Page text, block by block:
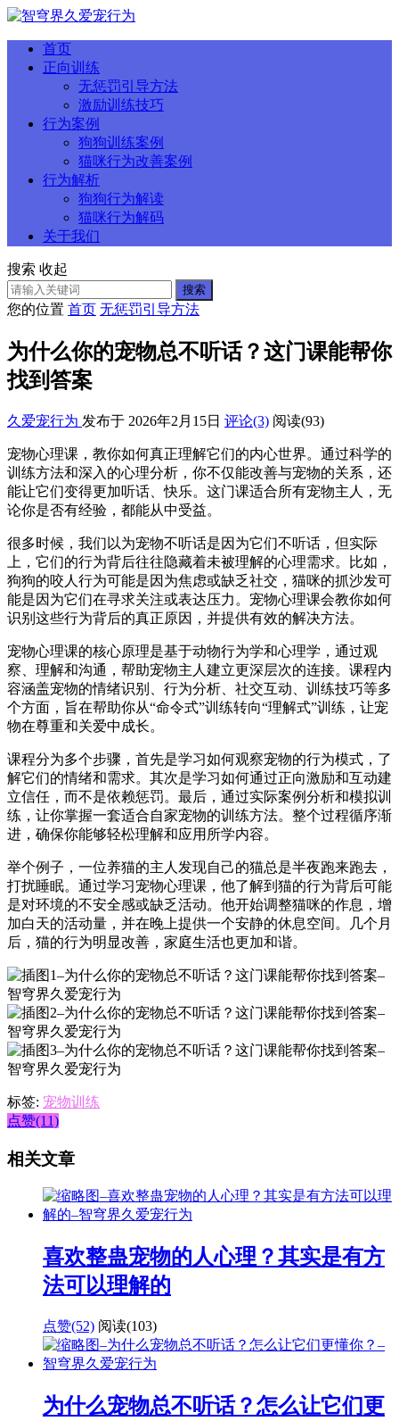
首页
正向训练
无惩罚引导方法
激励训练技巧
行为案例
狗狗训练案例
猫咪行为改善案例
行为解析
狗狗行为解读
猫咪行为解码
关于我们
搜索 收起
搜索
您的位置 首页 无惩罚引导方法
为什么你的宠物总不听话？这门课能帮你
找到答案
久爱宠行为 发布于 2026年2月15日 评论(3) 阅读(93)
宠物心理课，教你如何真正理解它们的内心世界。通过科学的
训练方法和深入的心理分析，你不仅能改善与宠物的关系，还
能让它们变得更加听话、快乐。这门课适合所有宠物主人，无
论你是否有经验，都能从中受益。
很多时候，我们以为宠物不听话是因为它们不听话，但实际
上，它们的行为背后往往隐藏着未被理解的心理需求。比如，
狗狗的咬人行为可能是因为焦虑或缺乏社交，猫咪的抓沙发可
能是因为它们在寻求关注或表达压力。宠物心理课会教你如何
识别这些行为背后的真正原因，并提供有效的解决方法。
宠物心理课的核心原理是基于动物行为学和心理学，通过观
察、理解和沟通，帮助宠物主人建立更深层次的连接。课程内
容涵盖宠物的情绪识别、行为分析、社交互动、训练技巧等多
个方面，旨在帮助你从“命令式”训练转向“理解式”训练，让宠
物在尊重和关爱中成长。
课程分为多个步骤，首先是学习如何观察宠物的行为模式，了
解它们的情绪和需求。其次是学习如何通过正向激励和互动建
立信任，而不是依赖惩罚。最后，通过实际案例分析和模拟训
练，让你掌握一套适合自家宠物的训练方法。整个过程循序渐
进，确保你能够轻松理解和应用所学内容。
举个例子，一位养猫的主人发现自己的猫总是半夜跑来跑去，
打扰睡眠。通过学习宠物心理课，他了解到猫的行为背后可能
是对环境的不安全感或缺乏活动。他开始调整猫咪的作息，增
加白天的活动量，并在晚上提供一个安静的休息空间。几个月
后，猫的行为明显改善，家庭生活也更加和谐。
标签: 宠物训练
点赞(11)
相关文章
喜欢整蛊宠物的人心理？其实是有方
法可以理解的
点赞(52) 阅读(103)
为什么宠物总不听话？怎么让它们更